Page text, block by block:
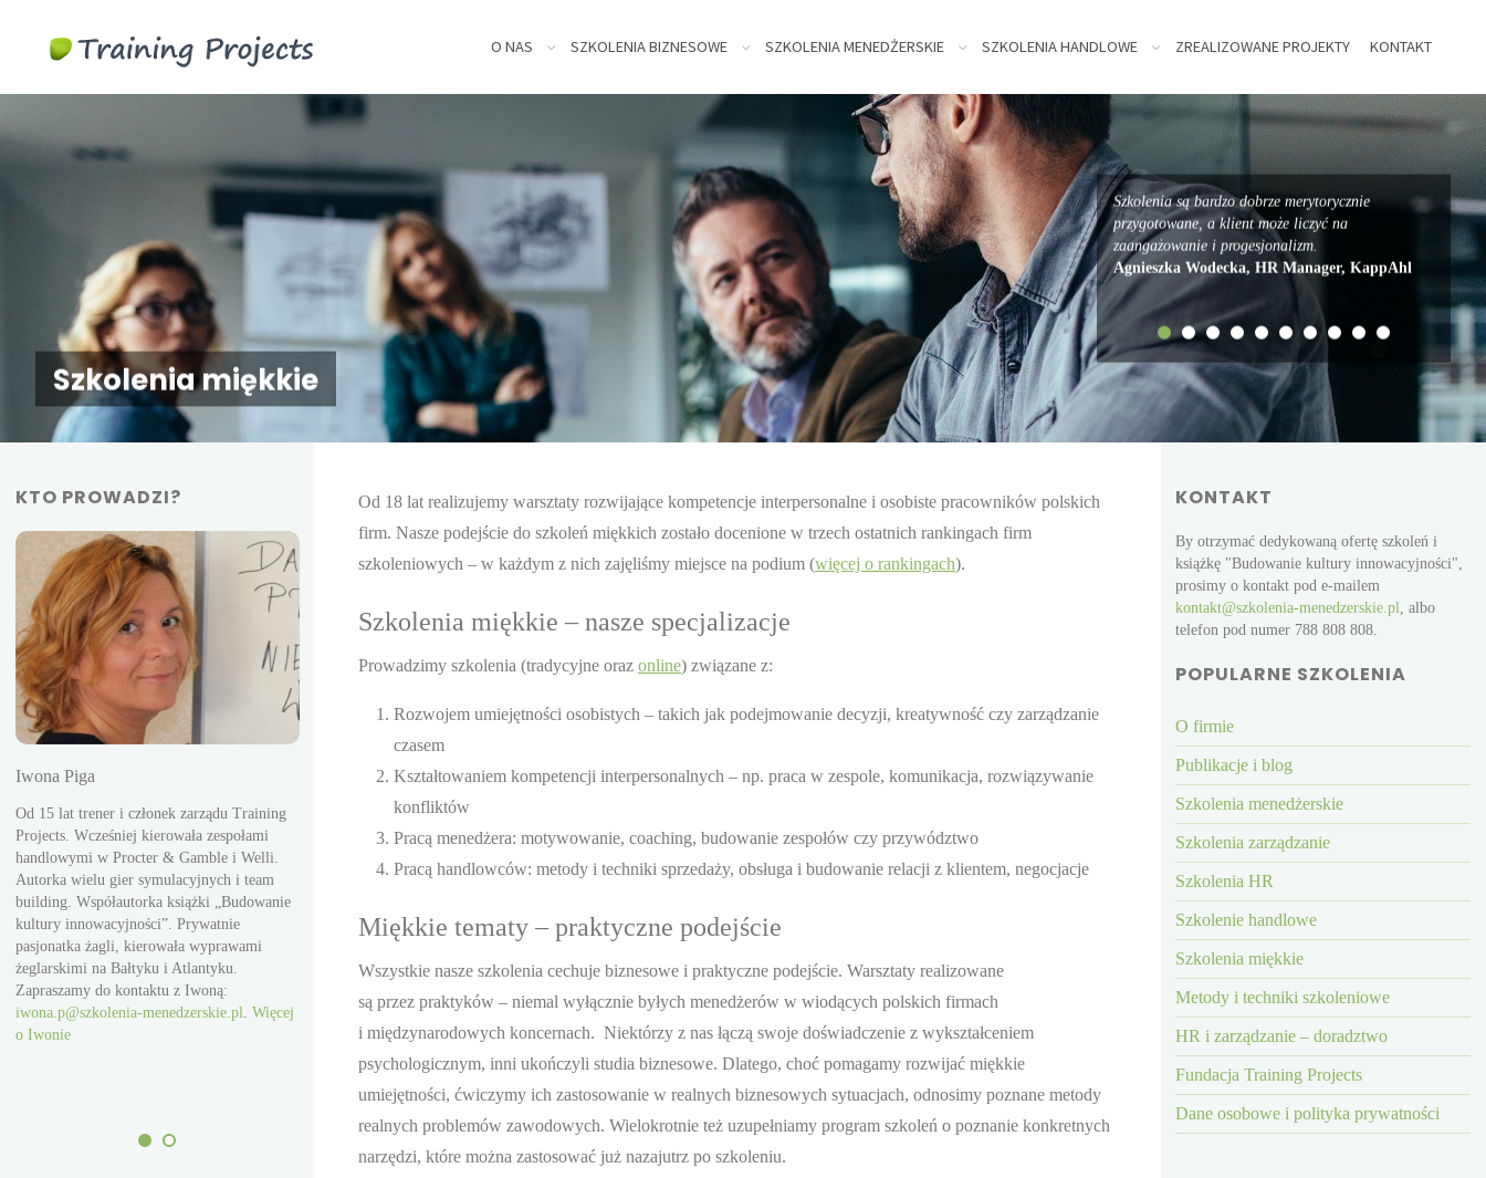
O NAS SZKOLENIA BIZNESOWE SZKOLENIA MENEDŻERSKIE SZKOLENIA HANDLOWE ZREALIZOWANE PROJEKTY KONTAKT
Szkolenia miękkie
Szkolenia są bardzo dobrze merytorycznie
przygotowane, a klient może liczyć na
zaangażowanie i progesjonalizm.
Agnieszka Wodecka, HR Manager, KappAhl
Od 18 lat realizujemy warsztaty rozwijające kompetencje interpersonalne i osobiste pracowników polskich
firm. Nasze podejście do szkoleń miękkich zostało docenione w trzech ostatnich rankingach firm
szkoleniowych – w każdym z nich zajęliśmy miejsce na podium (więcej o rankingach).
Szkolenia miękkie – nasze specjalizacje
Prowadzimy szkolenia (tradycyjne oraz online) związane z:
Rozwojem umiejętności osobistych – takich jak podejmowanie decyzji, kreatywność czy zarządzanie
czasem
Kształtowaniem kompetencji interpersonalnych – np. praca w zespole, komunikacja, rozwiązywanie
konfliktów
Pracą menedżera: motywowanie, coaching, budowanie zespołów czy przywództwo
Pracą handlowców: metody i techniki sprzedaży, obsługa i budowanie relacji z klientem, negocjacje
Miękkie tematy – praktyczne podejście
Wszystkie nasze szkolenia cechuje biznesowe i praktyczne podejście. Warsztaty realizowane
są przez praktyków – niemal wyłącznie byłych menedżerów w wiodących polskich firmach
i międzynarodowych koncernach. Niektórzy z nas łączą swoje doświadczenie z wykształceniem
psychologicznym, inni ukończyli studia biznesowe. Dlatego, choć pomagamy rozwijać miękkie
umiejętności, ćwiczymy ich zastosowanie w realnych biznesowych sytuacjach, odnosimy poznane metody
realnych problemów zawodowych. Wielokrotnie też uzupełniamy program szkoleń o poznanie konkretnych
narzędzi, które można zastosować już nazajutrz po szkoleniu.
KTO PROWADZI?
Iwona Piga
Od 15 lat trener i członek zarządu Training
Projects. Wcześniej kierowała zespołami
handlowymi w Procter & Gamble i Welli.
Autorka wielu gier symulacyjnych i team
building. Współautorka książki „Budowanie
kultury innowacyjności”. Prywatnie
pasjonatka żagli, kierowała wyprawami
żeglarskimi na Bałtyku i Atlantyku.
Zapraszamy do kontaktu z Iwoną:
iwona.p@szkolenia-menedzerskie.pl
Więcej
o Iwonie
Adam Pasternak
rozwojowymi m.in. dla Grupy Lotos, Henkel
dotyczących zarządzania strategicznego i
innowacyjności. Od 15 lat prowadzi
Zapraszamy do kontaktu z Adamem:
adam.p@szkolenia-menedzerskie.pl Więcej o
Iwona Piga
handlowymi w Procter & Gamble i Welli.
building. Współautorka książki „Budowanie
kultury innowacyjności”. Prywatnie
żeglarskimi na Bałtyku i Atlantyku.
Zapraszamy do kontaktu z Iwoną:
o Iwonie
Adam Pasternak
dotyczących zarządzania strategicznego i
innowacyjności. Od 15 lat prowadzi
Zapraszamy do kontaktu z Adamem:
adam.p@szkolenia-menedzerskie.pl
KONTAKT
By otrzymać dedykowaną ofertę szkoleń i
książkę "Budowanie kultury innowacyjności",
prosimy o kontakt pod e-mailem
kontakt@szkolenia-menedzerskie.pl, albo
telefon pod numer 788 808 808.
POPULARNE SZKOLENIA
O firmie
Publikacje i blog
Szkolenia menedżerskie
Szkolenia zarządzanie
Szkolenia HR
Szkolenie handlowe
Szkolenia miękkie
Metody i techniki szkoleniowe
HR i zarządzanie – doradztwo
Fundacja Training Projects
Dane osobowe i polityka prywatności